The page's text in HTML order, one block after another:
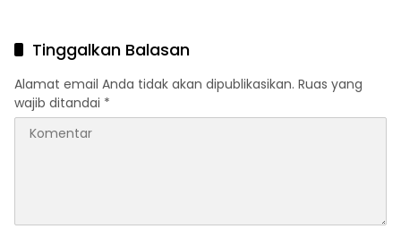
Tinggalkan Balasan
Alamat email Anda tidak akan dipublikasikan. Ruas yang
wajib ditandai *